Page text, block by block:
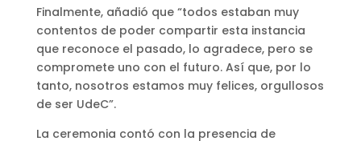
Finalmente, añadió que “todos estaban muy
contentos de poder compartir esta instancia
que reconoce el pasado, lo agradece, pero se
compromete uno con el futuro. Así que, por lo
tanto, nosotros estamos muy felices, orgullosos
de ser UdeC”.
La ceremonia contó con la presencia de